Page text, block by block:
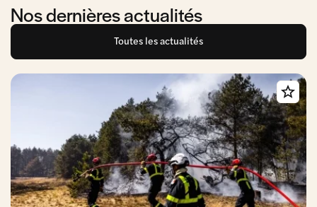
Nos dernières actualités
Toutes les actualités